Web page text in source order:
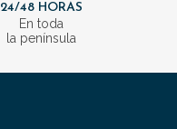
24/48 HORAS
En toda
la península